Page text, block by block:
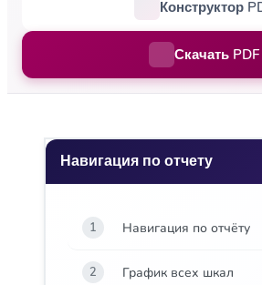
Конструктор
Скачать PDF
Навигация по отчету
1 Навигация по отчёту
2 График всех шкал